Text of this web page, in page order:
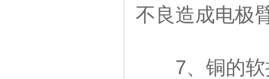
不良造成电极
7、铜的软